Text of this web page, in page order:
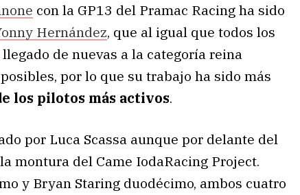
con la GP13 del Pramac Racing ha sido
Hernández, que al igual que todos los
de nuevas a la categoría reina
por lo que su trabajo ha sido más
los pilotos más activos.
por Luca Scassa aunque por delante del
montura del Came IodaRacing Project.
y Bryan Staring duodécimo, ambos cuatro